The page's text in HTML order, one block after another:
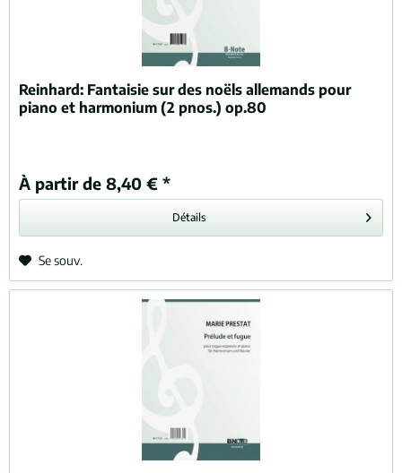
Reinhard: Fantaisie sur des noëls allemands pour
piano et harmonium (2 pnos.) op.80
À partir de 8,40 € *
Détails
Se souv.